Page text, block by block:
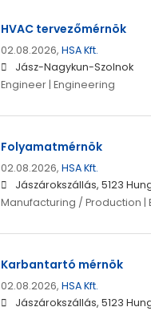
HVAC tervezőmérnök
02.08.2026, HSA Kft.
Jász-Nagykun-Szolnok
Engineer | Engineering
Folyamatmérnök
02.08.2026, HSA Kft.
Jászárokszállás, 5123
Manufacturing / Production |
Karbantartó mérnök
02.08.2026, HSA Kft.
Jászárokszállás, 5123